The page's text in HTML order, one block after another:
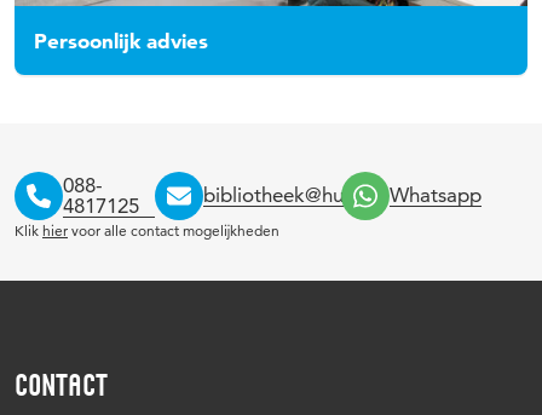
Persoonlijk advies
088-
4817125
bibliotheek@hu.nl Whatsapp
Klik hier voor alle contact mogelijkheden
CONTACT